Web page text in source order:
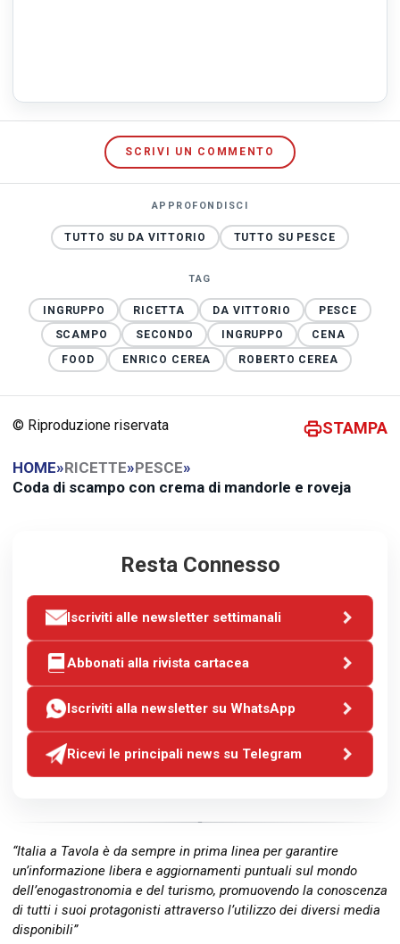
SCRIVI UN COMMENTO
APPROFONDISCI
TUTTO SU DA VITTORIO TUTTO SU PESCE
TAG
INGRUPPO RICETTA DA VITTORIO
PESCE
SCAMPO
SECONDO INGRUPPO
CENA
FOOD
ENRICO CEREA ROBERTO CEREA
© Riproduzione riservata STAMPA
HOME»RICETTE»PESCE»
Coda di scampo con crema di mandorle e roveja
Resta Connesso
Iscriviti alle newsletter settimanali
Abbonati alla rivista cartacea
Iscriviti alla newsletter su WhatsApp
Ricevi le principali news su Telegram
“Italia a Tavola è da sempre in prima linea per garantire
un’informazione libera e aggiornamenti puntuali sul mondo
dell’enogastronomia e del turismo, promuovendo la conoscenza
di tutti i suoi protagonisti attraverso l’utilizzo dei diversi media
disponibili”